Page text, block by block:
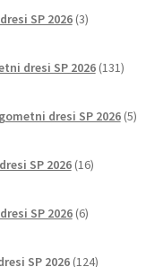
SP 2026 3izdelki
dresi SP 2026 131
dresi SP 2026 5
SP 2026 16izdelkov
SP 2026 6izdelkov
SP 2026 124